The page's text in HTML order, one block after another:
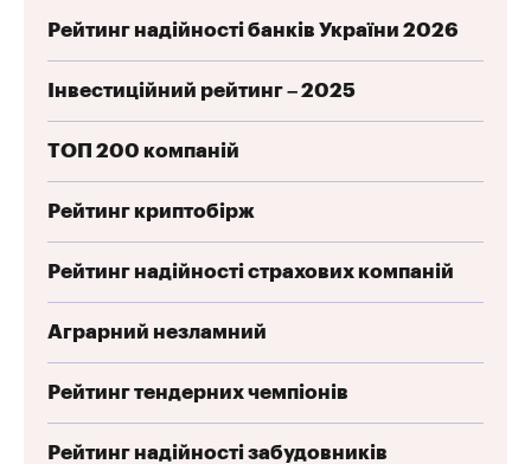
Рейтинг надійності банків України 2026
Інвестиційний рейтинг – 2025
ТОП 200 компаній
Рейтинг криптобірж
Рейтинг надійності страхових компаній
Аграрний незламний
Рейтинг тендерних чемпіонів
Рейтинг надійності забудовників